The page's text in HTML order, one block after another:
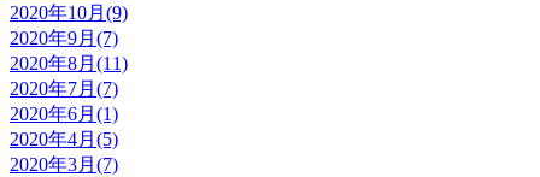
2020年10月(9)
2020年9月(7)
2020年8月(11)
2020年7月(7)
2020年6月(1)
2020年4月(5)
2020年3月(7)